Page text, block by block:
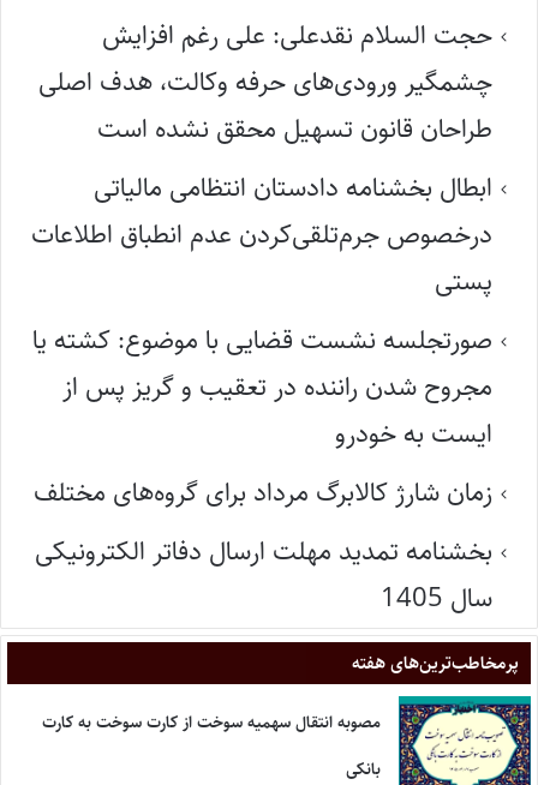
حجت السلام نقدعلی: علی رغم افزایش
چشمگیر ورودی‌های حرفه وکالت، هدف اصلی
طراحان قانون تسهیل محقق نشده است
ابطال بخشنامه دادستان انتظامی مالیاتی
درخصوص جرم‌تلقی‌کردن عدم انطباق اطلاعات
پستی
صورتجلسه نشست قضایی با موضوع: کشته یا
مجروح شدن راننده در تعقیب و گریز پس از
ایست به خودرو
زمان شارژ کالابرگ مرداد برای گروه‌های مختلف
بخشنامه تمدید مهلت ارسال دفاتر الکترونیکی
سال 1405
پر‌مخاطب‌ترین‌های هفته
مصوبه انتقال سهمیه سوخت از کارت سوخت به کارت
بانکی